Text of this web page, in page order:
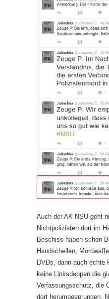
Auch der AK NSU geht
Nichtpolizisten dort im
Beschiss haben schon
Handschellen,
DVDs, dann auch echte
keine Linksdeppen die
Verfassungsschutz, die
dort herumgesprungen.